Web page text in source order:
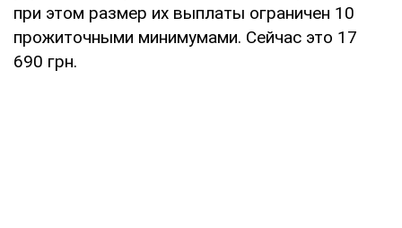
при этом размер их выплаты ограничен 10
прожиточными минимумами. Сейчас это 17
690 грн.